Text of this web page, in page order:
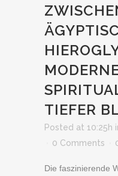
TIEFER
Posted at 10:25h
0 Comments
Die faszinierende